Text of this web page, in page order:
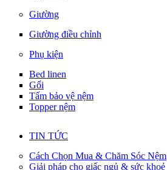
Giường
Giường điều chỉnh
Phụ kiện
Bed linen
Gối
Tấm bảo vệ nệm
Topper nệm
TIN TỨC
Cách Chọn Mua & Chăm Sóc Nệm
Giải pháp cho giấc ngủ & sức khoẻ